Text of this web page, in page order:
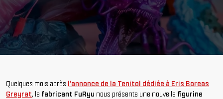
Quelques mois après l'annonce de la Tenitol dédiée à Eris Boreas
Greyrat, le fabricant FuRyu nous présente une nouvelle figurine